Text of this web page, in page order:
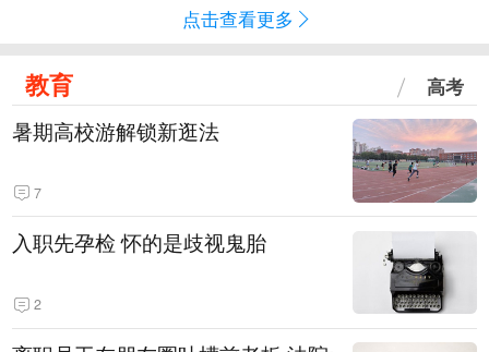
点击查看更多
教育 高考
暑期高校游解锁新逛法
7
入职先孕检 怀的是歧视鬼胎
2